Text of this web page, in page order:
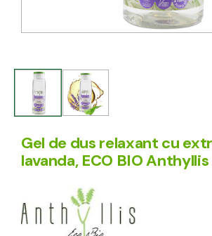
Gel de dus relaxant cu
lavanda, ECO BIO